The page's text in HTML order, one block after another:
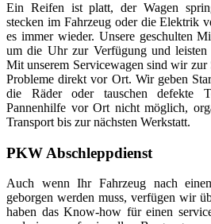
Ein Reifen ist platt, der Wagen
stecken im Fahrzeug oder die Elektrik
es immer wieder. Unsere geschulten
um die Uhr zur Verfügung und leisten
Mit unserem Servicewagen sind wir zur
Probleme direkt vor Ort. Wir geben
die Räder oder tauschen defekte
Pannenhilfe vor Ort nicht möglich,
Transport bis zur nächsten Werkstatt.
PKW Abschleppdienst
Auch wenn Ihr Fahrzeug nach
geborgen werden muss, verfügen wir
haben das Know-how für einen